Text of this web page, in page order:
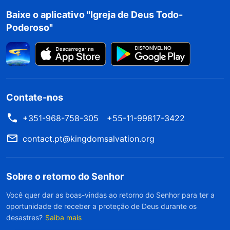
infortúnio em sua vida, que efeito você poderia
ter tido se tivesse estado do lado deles? Ainda
assim eles não teriam sido capazes de evitar
isso, certo?(Certo.) […] Seus pais são adultos;
eles encontraram isso muitas vezes na
sociedade. Se Deus arranjar um ambiente para
mais tarde, ela desaparecerá completamente.
Se essa questão é um obstáculo de vida para
eles e eles precisam experimentar isso, então
cabe a Deus decidir por quanto tempo eles
precisam experimentar isso. É algo que
precisam experimentar, e eles não podem evitar
Baixe o aplicativo "Igreja de Deus Todo-
Poderoso"
Contate-nos
+351-968-758-305
+55-11-99817-3422
contact.pt@kingdomsalvation.org
Sobre o retorno do Senhor
Você quer dar as boas-vindas ao retorno do Senhor para ter a
oportunidade de receber a proteção de Deus durante os
desastres? Saiba mais